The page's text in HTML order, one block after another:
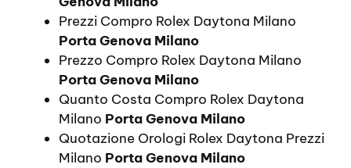
Prezzi Compro Rolex Daytona Milano
Porta Genova Milano
Prezzo Compro Rolex Daytona Milano
Porta Genova Milano
Quanto Costa Compro Rolex Daytona
Milano Porta Genova Milano
Quotazione Orologi Rolex Daytona Prezzi
Milano Porta Genova Milano